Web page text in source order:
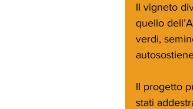
Il vigneto
quello
verdi,
Il progetto
stati